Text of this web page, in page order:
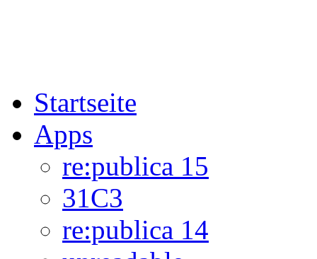
Startseite
Apps
re:publica 15
31C3
re:publica 14